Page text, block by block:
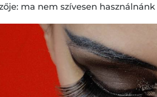
ma nem szívesen